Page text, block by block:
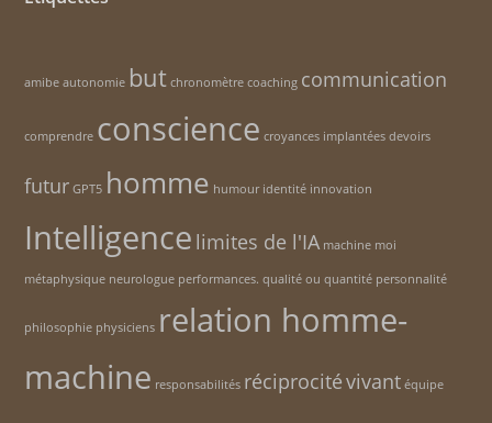
amibe autonomie but chronomètre coaching communication
comprendre conscience croyances implantées devoirs
futur GPT5 homme humour identité innovation
Intelligence limites de l'IA machine moi
métaphysique neurologue performances. qualité ou quantité personnalité
philosophie physiciens relation homme-
machine responsabilités réciprocitévivant équipe